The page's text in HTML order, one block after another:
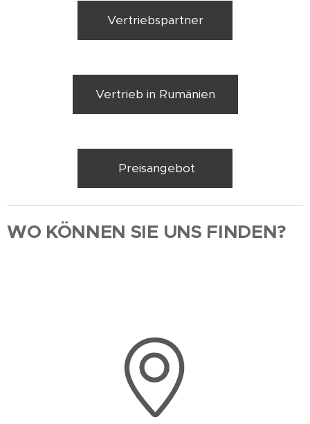
Vertriebspartner
Vertrieb in Rumänien
Preisangebot
WO KÖNNEN SIE UNS FINDEN?